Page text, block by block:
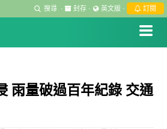
搜尋 · 封存 · 英文版 · 訂閱
雨量破過百年紀錄 交通